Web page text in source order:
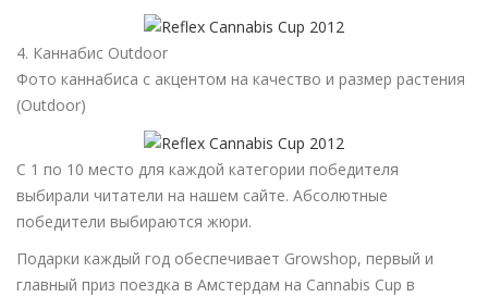
4. Каннабис Outdoor
Фото каннабиса с акцентом на качество и размер растения
(Outdoor)
С 1 по 10 место для каждой категории победителя
выбирали читатели на нашем сайте. Абсолютные
победители выбираются жюри.
Подарки каждый год обеспечивает Growshop, первый и
главный приз поездка в Амстердам на Cannabis Cup в